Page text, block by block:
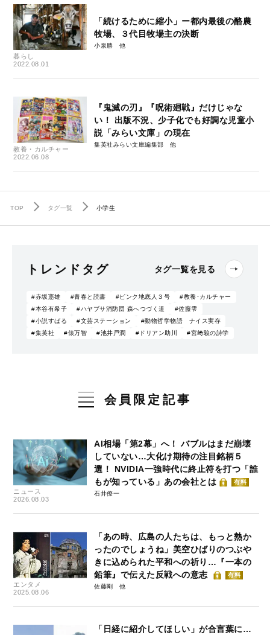
暮らし
2022.08.01
「続けるために縮小」ー都内最後の酪農
牧場、３代目牧場主の決断
小泉勝
教養・カルチャー
2022.06.08
『鬼滅の刃』『呪術廻戦』だけじゃな
い！ 出版不況、少子化でも好調な児童小
説「みらい文庫」の現在
集英社みらい文庫編集部
TOP タグ一覧 小学生
トレンドタグ タグ一覧を見る
#赤坂憲雄 #青春と読書 #ピンク地底人３号
#教養･カルチャー
#本谷有希子
#ハヤブサ消防団 森へつづく道
#佐藤雫
#小説すばる
#文芸ステーション
#動物哲学物語 ナイス実存
#集英社
#俵万智 #池井戸潤 #ドリアン助川 #宮﨑駿の詩学
会員限定記事
ニュース
2026.08.03
AI相場「第2幕」へ！ バブルはまだ崩壊
していない…大化け期待の注目銘柄５
選！ NVIDIA一強時代に終止符を打つ「誰
もが知っている」あの会社とは
有料
石井僚一
エンタメ
2025.08.06
「あの時、広島の人たちは、もっと熱か
ったのでしょうね」美空ひばりのつぶや
きに込められた平和への祈り…『一本の
鉛筆』で伝えた反戦への意志
有料
佐藤剛
「日経に紹介してほしい」が合言葉に…